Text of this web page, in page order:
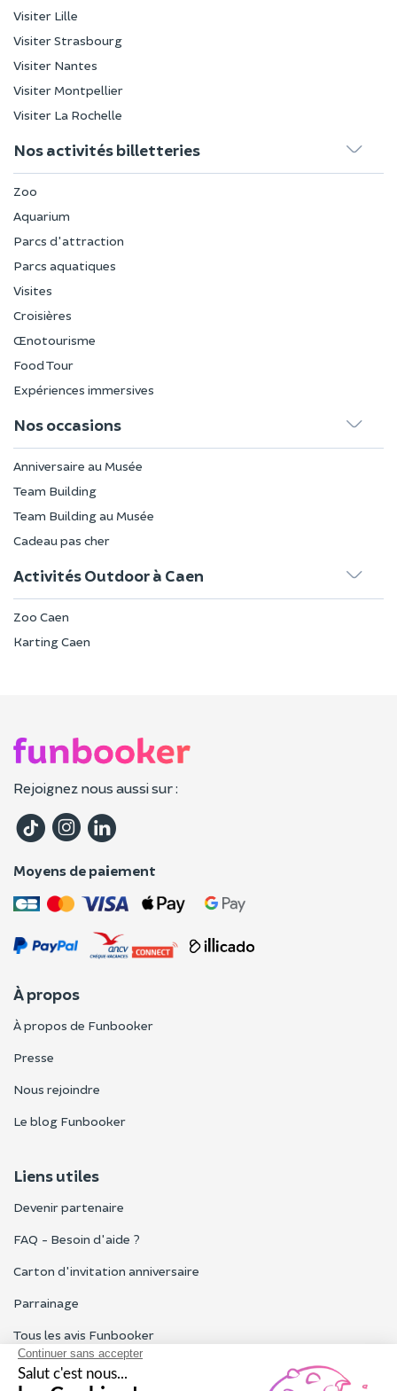
Visiter Lille
Visiter Strasbourg
Visiter Nantes
Visiter Montpellier
Visiter La Rochelle
Nos activités billetteries
Zoo
Aquarium
Parcs d'attraction
Parcs aquatiques
Visites
Croisières
Œnotourisme
Food Tour
Expériences immersives
Nos occasions
Anniversaire au Musée
Team Building
Team Building au Musée
Cadeau pas cher
Activités Outdoor à Caen
Zoo Caen
Karting Caen
Rejoignez nous aussi sur :
Moyens de paiement
À propos
À propos de Funbooker
Presse
Nous rejoindre
Le blog Funbooker
Liens utiles
Devenir partenaire
FAQ - Besoin d'aide ?
Carton d'invitation anniversaire
Parrainage
Tous les avis Funbooker